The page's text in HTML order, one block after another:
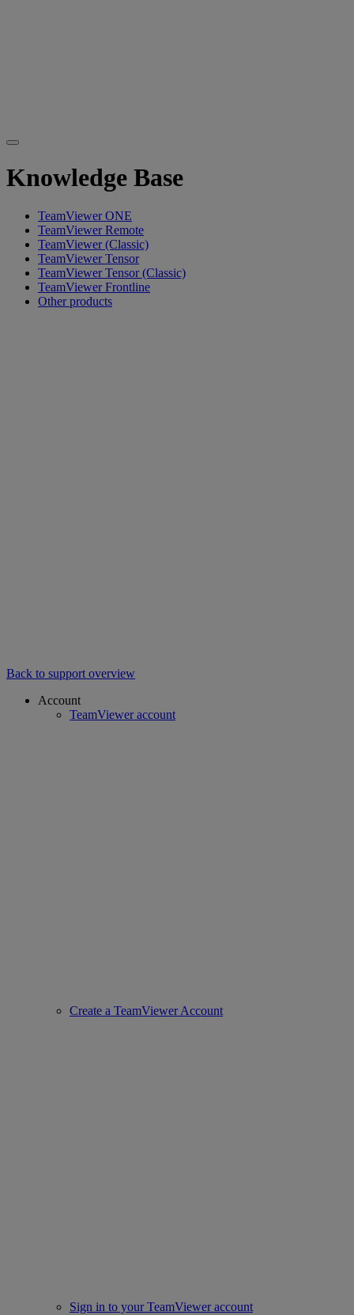
Knowledge Base
TeamViewer ONE
TeamViewer Remote
TeamViewer (Classic)
TeamViewer Tensor
TeamViewer Tensor (Classic)
TeamViewer Frontline
Other products
Back to support overview
Account
TeamViewer account
Create a TeamViewer Account
Sign in to your TeamViewer account